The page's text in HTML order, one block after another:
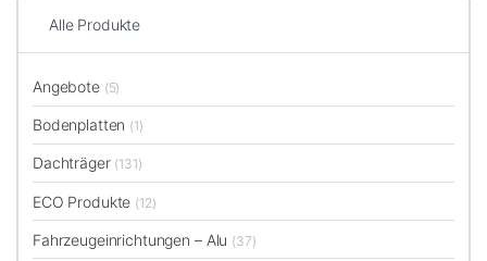
Alle Produkte
Angebote (5)
Bodenplatten (1)
Dachträger (131)
ECO Produkte (12)
Fahrzeugeinrichtungen – Alu (37)